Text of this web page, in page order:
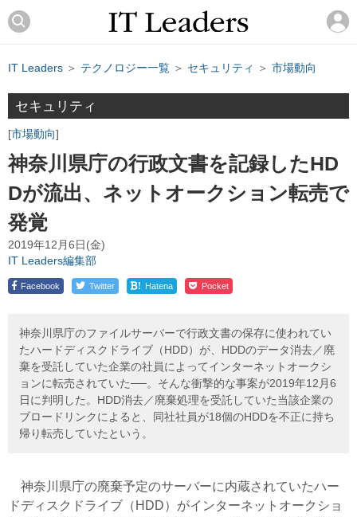
IT Leaders ＞ テクノロジー一覧 ＞ セキュリティ ＞ 市場動向
セキュリティ
市場動向
神奈川県庁の行政文書を記録したHD
Dが流出、ネットオークション転売で
発覚
2019年12月6日(金)
IT Leaders編集部
Facebook Twitter ! Hatena Pocket
神奈川県庁のファイルサーバーで行政文書の保存に使われてい
たハードディスクドライブ（HDD）が、HDDのデータ消去／廃
棄を受託していた企業の社員によってインターネットオークシ
ョンに転売されていた──。そんな衝撃的な事案が2019年12月6
日に判明した。HDD消去／廃棄処理を受託していた当該企業の
ブロードリンクによると、同社社員が18個のHDDを不正に持ち
帰り転売していたという。
神奈川県庁の廃棄予定のサーバーに内蔵されていたハー
ドディスクドライブ（HDD）がインターネットオークショ